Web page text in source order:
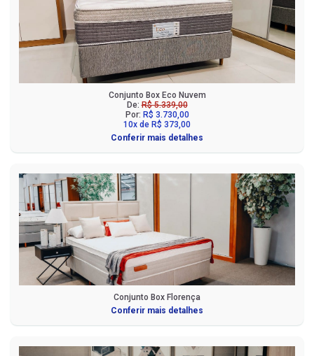
Conjunto Box Eco Nuvem
De:R$ 5.339,00
Por: R$ 3.730,00
10x de R$ 373,00
Conferir mais detalhes
Conjunto Box Florença
Conferir mais detalhes